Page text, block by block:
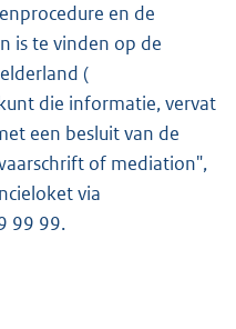
i
n
k
:
en de
is te vinden op de
(
x
t
e
r
die informatie, vervat
een besluit van de
of mediation",
via
99 99.